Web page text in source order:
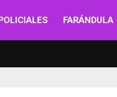
FARÁNDULA